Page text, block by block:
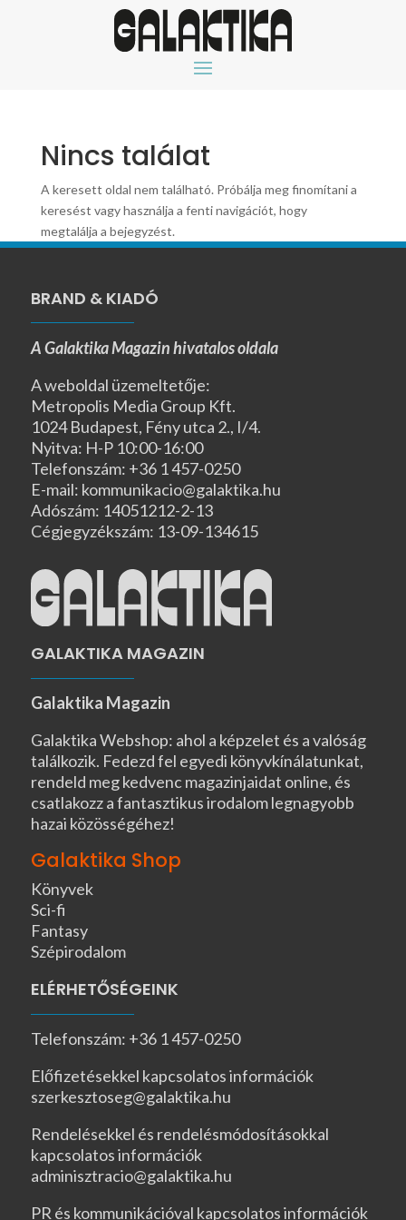
Nincs találat
A keresett oldal nem található. Próbálja meg finomítani a
keresést vagy használja a fenti navigációt, hogy
megtalálja a bejegyzést.
BRAND & KIADÓ
A Galaktika Magazin hivatalos oldala
A weboldal üzemeltetője:
Metropolis Media Group Kft.
1024 Budapest, Fény utca 2., I/4.
Nyitva: H-P 10:00-16:00
Telefonszám: +36 1 457-0250
E-mail: kommunikacio@galaktika.hu
Adószám: 14051212-2-13
Cégjegyzékszám: 13-09-134615
GALAKTIKA MAGAZIN
Galaktika Magazin
Galaktika Webshop: ahol a képzelet és a valóság
találkozik. Fedezd fel egyedi könyvkínálatunkat,
rendeld meg kedvenc magazinjaidat online, és
csatlakozz a fantasztikus irodalom legnagyobb
hazai közösségéhez!
Galaktika Shop
Könyvek
Sci-fi
Fantasy
Szépirodalom
ELÉRHETŐSÉGEINK
Telefonszám: +36 1 457-0250
Előfizetésekkel kapcsolatos információk
szerkesztoseg@galaktika.hu
Rendelésekkel és rendelésmódosításokkal
kapcsolatos információk
adminisztracio@galaktika.hu
PR és kommunikációval kapcsolatos információk